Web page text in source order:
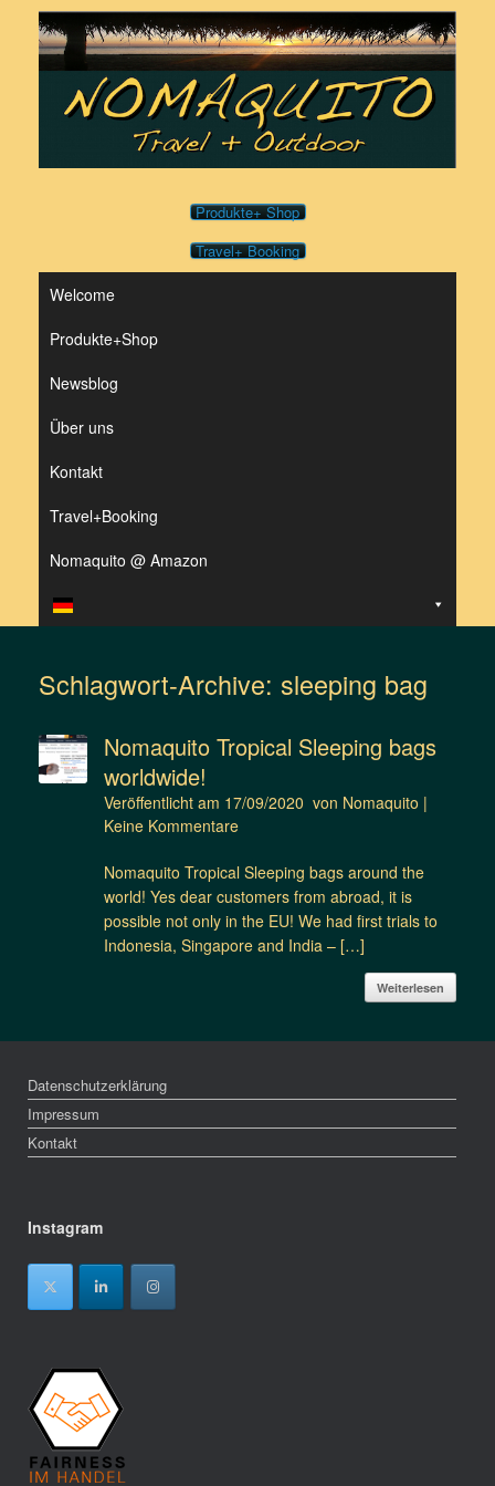
springen
Produkte+ Shop
Travel+ Booking
Welcome
Produkte+Shop
Newsblog
Über uns
Kontakt
Travel+Booking
Nomaquito @ Amazon
Schlagwort-Archive: sleeping bag
Nomaquito Tropical Sleeping bags
worldwide!
Veröffentlicht am 17/09/2020 von Nomaquito |
Keine Kommentare
Nomaquito Tropical Sleeping bags around the
world! Yes dear customers from abroad, it is
possible not only in the EU! We had first trials to
Indonesia, Singapore and India – […]
Weiterlesen
Datenschutzerklärung
Impressum
Kontakt
Instagram